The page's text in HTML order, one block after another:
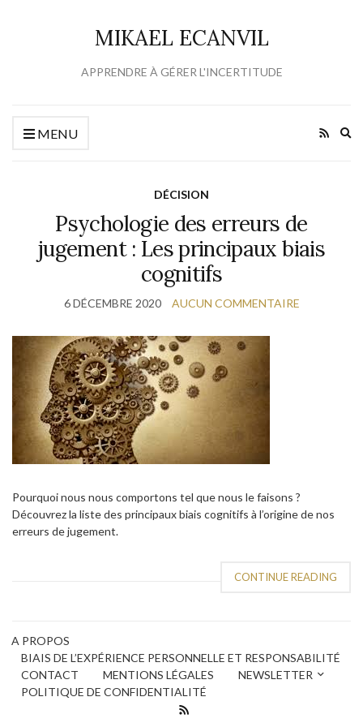
MIKAEL ECANVIL
APPRENDRE À GÉRER L'INCERTITUDE
MENU
DÉCISION
Psychologie des erreurs de
jugement : Les principaux biais
cognitifs
6 DÉCEMBRE 2020 AUCUN COMMENTAIRE
Pourquoi nous nous comportons tel que nous le faisons ?
Découvrez la liste des principaux biais cognitifs à l’origine de nos
erreurs de jugement.
CONTINUE READING
A PROPOS
BIAIS DE L’EXPÉRIENCE PERSONNELLE ET RESPONSABILITÉ
CONTACT
MENTIONS LÉGALES
NEWSLETTER
POLITIQUE DE CONFIDENTIALITÉ